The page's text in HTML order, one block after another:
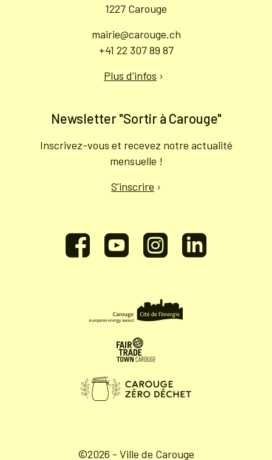
1227 Carouge
mairie@carouge.ch
+41 22 307 89 87
Plus d'infos ›
Newsletter "Sortir à Carouge"
Inscrivez-vous et recevez notre actualité
mensuelle !
S'inscrire ›
©2026 - Ville de Carouge